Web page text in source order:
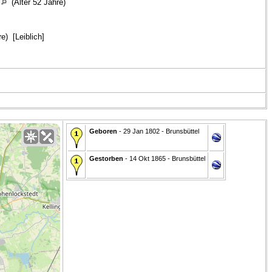
(Alter 52 Jahre)
[Leiblich]
Geboren - 29 Jan 1802 - Brunsbüttel
Gestorben - 14 Okt 1865 - Brunsbüttel